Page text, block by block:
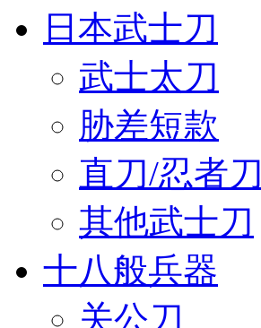
日本武士刀
武士太刀
胁差短款
直刀/忍者刀
其他武士刀
十八般兵器
关公刀